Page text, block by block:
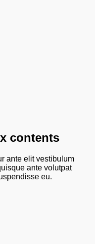
contents
ante elit vestibulum
ante volutpat
eu.